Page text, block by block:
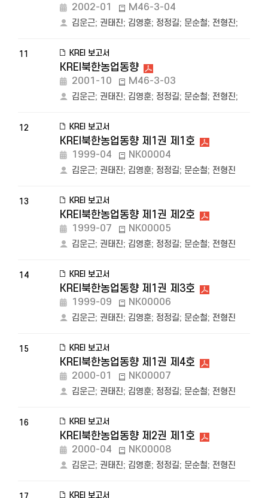
2002-01 M46-3-04
김운근; 권태진; 김영훈; 정정길; 문순철; 전형진;
11 KREI 보고서
KREI북한농업동향
2001-10 M46-3-03
김운근; 권태진; 김영훈; 정정길; 문순철; 전형진;
12 KREI 보고서
KREI북한농업동향 제1권 제1호
1999-04 NK00004
김운근; 권태진; 김영훈; 정정길; 문순철; 전형진
13 KREI 보고서
KREI북한농업동향 제1권 제2호
1999-07 NK00005
김운근; 권태진; 김영훈; 정정길; 문순철; 전형진
14 KREI 보고서
KREI북한농업동향 제1권 제3호
1999-09 NK00006
김운근; 권태진; 김영훈; 정정길; 문순철; 전형진
15 KREI 보고서
KREI북한농업동향 제1권 제4호
2000-01 NK00007
김운근; 권태진; 김영훈; 정정길; 문순철; 전형진
16 KREI 보고서
KREI북한농업동향 제2권 제1호
2000-04 NK00008
김운근; 권태진; 김영훈; 정정길; 문순철; 전형진
KREI 보고서